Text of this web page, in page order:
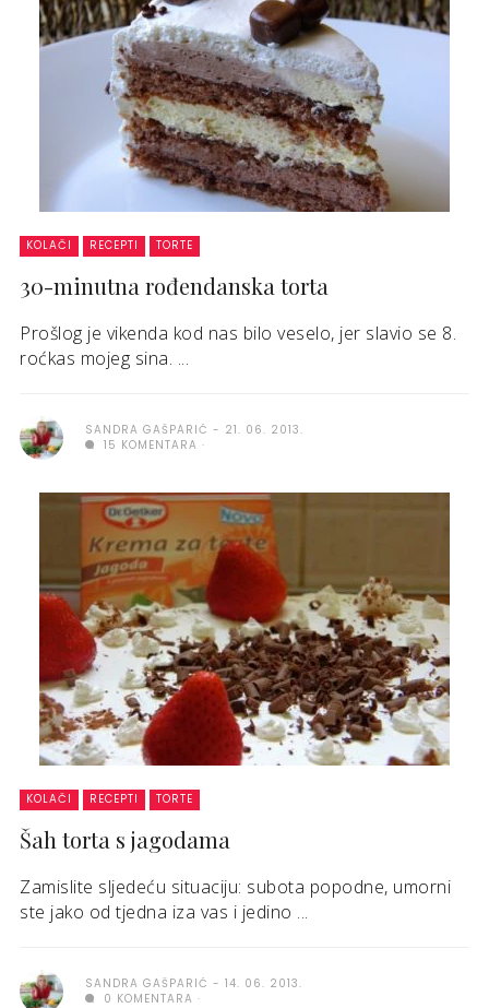
KOLAČI RECEPTI TORTE
30-minutna rođendanska torta
Prošlog je vikenda kod nas bilo veselo, jer slavio se 8.
roćkas mojeg sina. ...
SANDRA GAŠPARIĆ
21. 06. 2013.
15 KOMENTARA
KOLAČI RECEPTI TORTE
Šah torta s jagodama
Zamislite sljedeću situaciju: subota popodne, umorni
ste jako od tjedna iza vas i jedino ...
SANDRA GAŠPARIĆ
14. 06. 2013.
0 KOMENTARA